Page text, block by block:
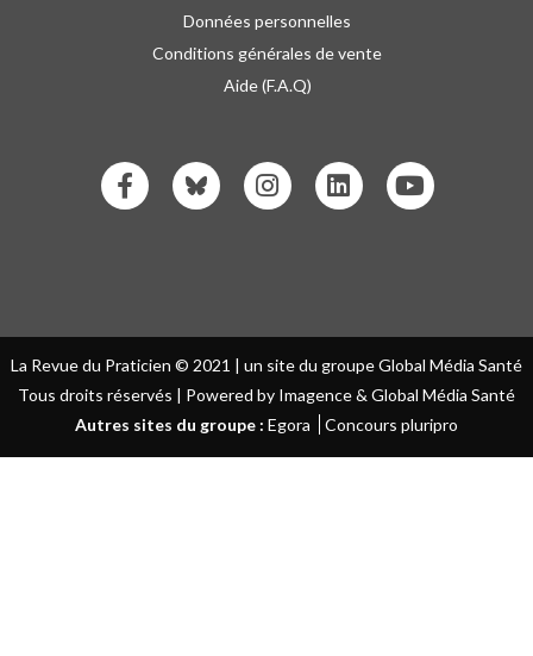
Données personnelles
Conditions générales de vente
Aide (F.A.Q)
La Revue du Praticien © 2021 | un site du groupe Global Média Santé
Tous droits réservés | Powered by Imagence & Global Média Santé
Autres sites du groupe : Egora Concours pluripro